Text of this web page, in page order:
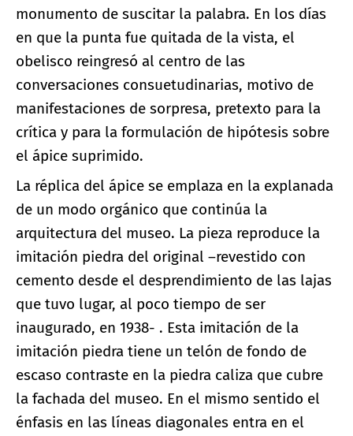
monumento de suscitar la palabra. En los días
en que la punta fue quitada de la vista, el
obelisco reingresó al centro de las
conversaciones consuetudinarias, motivo de
manifestaciones de sorpresa, pretexto para la
crítica y para la formulación de hipótesis sobre
el ápice suprimido.
La réplica del ápice se emplaza en la explanada
de un modo orgánico que continúa la
arquitectura del museo. La pieza reproduce la
imitación piedra del original –revestido con
cemento desde el desprendimiento de las lajas
que tuvo lugar, al poco tiempo de ser
inaugurado, en 1938- . Esta imitación de la
imitación piedra tiene un telón de fondo de
escaso contraste en la piedra caliza que cubre
la fachada del museo. En el mismo sentido el
énfasis en las líneas diagonales entra en el